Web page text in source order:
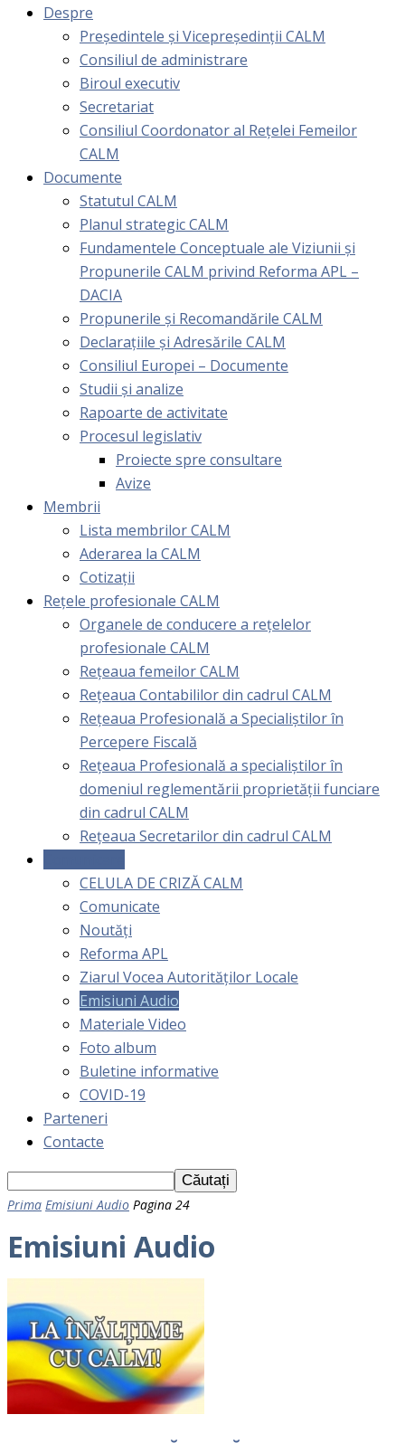
Despre
Președintele și Vicepreședinții CALM
Consiliul de administrare
Biroul executiv
Secretariat
Consiliul Coordonator al Rețelei Femeilor
CALM
Documente
Statutul CALM
Planul strategic CALM
Fundamentele Conceptuale ale Viziunii și
Propunerile CALM privind Reforma APL –
DACIA
Propunerile și Recomandările CALM
Declarațiile și Adresările CALM
Consiliul Europei – Documente
Studii și analize
Rapoarte de activitate
Procesul legislativ
Proiecte spre consultare
Avize
Membrii
Lista membrilor CALM
Aderarea la CALM
Cotizaţii
Rețele profesionale CALM
Organele de conducere a rețelelor
profesionale CALM
Rețeaua femeilor CALM
Rețeaua Contabililor din cadrul CALM
Rețeaua Profesională a Specialiștilor în
Percepere Fiscală
Reţeaua Profesională a specialiştilor în
domeniul reglementării proprietăţii funciare
din cadrul CALM
Rețeaua Secretarilor din cadrul CALM
CELULA DE CRIZĂ CALM
Comunicate
Noutăți
Reforma APL
Ziarul Vocea Autorităților Locale
Emisiuni Audio
Materiale Video
Foto album
Buletine informative
COVID-19
Parteneri
Contacte
Prima Emisiuni Audio Pagina 24
Emisiuni Audio